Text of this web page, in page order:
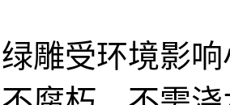
雕受环境影